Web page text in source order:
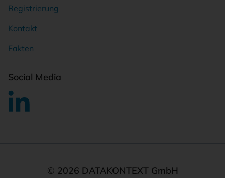
Registrierung
Kontakt
Fakten
Social Media
© 2026 DATAKONTEXT GmbH